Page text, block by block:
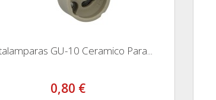
GU-10 Ceramico Para...
0,80 €